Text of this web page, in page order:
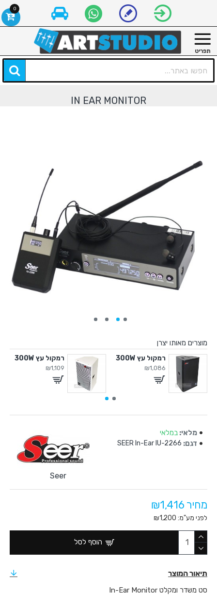
IN EAR MONITOR
מוצרים מאותו יצרן
רמקול עץ 300W
₪1,086
רמקול עץ 300W
₪1,109
מלאי: במלאי
דגם: SEER In-Ear IU-2266
Seer
מחיר ₪1,416
לפני מע"מ: ₪1,200
הוסף לסל
תיאור המוצר
סט משדר ומקלט In-Ear Monitor
0